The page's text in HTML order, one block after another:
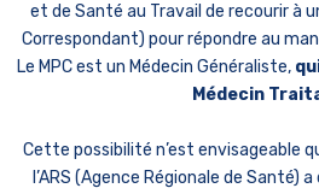
et de Santé au Travail de recourir à
Correspondant) pour répondre au
Le MPC est un Médecin Généraliste,
Médecin
Cette possibilité n’est envisageable
l’ARS (Agence Régionale de Santé)